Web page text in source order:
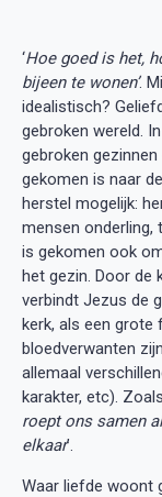
‘Hoe goed is het,
bijeen te wonen’.
idealistisch?
gebroken wereld.
gebroken
gekomen is naar
herstel mogelijk:
mensen onderling,
is gekomen ook
het gezin. Door de
verbindt Jezus de
kerk, als een grote
bloedverwanten
allemaal
karakter, etc).
roept ons samen
elkaar’.
Waar liefde woont